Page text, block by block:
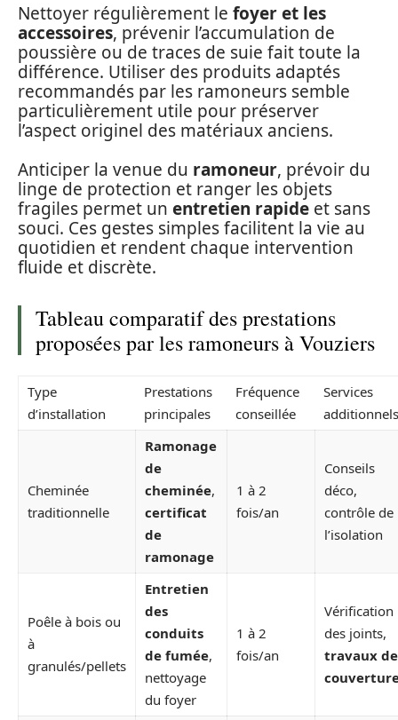
Nettoyer régulièrement le foyer et les
accessoires, prévenir l’accumulation de
poussière ou de traces de suie fait toute la
différence. Utiliser des produits adaptés
recommandés par les ramoneurs semble
particulièrement utile pour préserver
l’aspect originel des matériaux anciens.
Anticiper la venue du ramoneur, prévoir du
linge de protection et ranger les objets
fragiles permet un entretien rapide et sans
souci. Ces gestes simples facilitent la vie au
quotidien et rendent chaque intervention
fluide et discrète.
Tableau comparatif des prestations
proposées par les ramoneurs à Vouziers
Type
d’installation
Prestations
principales
Fréquence
conseillée
Services
additionnels
Cheminée
traditionnelle
Ramonage
de
cheminée,
certificat
de
ramonage
1 à 2
fois/an
Conseils
déco,
contrôle de
l’isolation
Poêle à bois ou
à
granulés/pellets
Entretien
des
conduits
de fumée,
nettoyage
du foyer
1 à 2
fois/an
Vérification
des joints,
travaux de